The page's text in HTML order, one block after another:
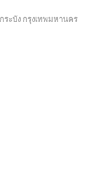
ระบัง กรุงเทพมหานคร